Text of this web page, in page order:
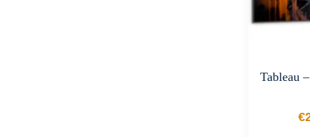
Tableau
€